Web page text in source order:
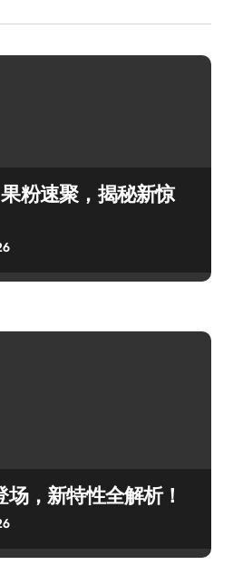
粉速聚，揭秘新惊
，新特性全解析！